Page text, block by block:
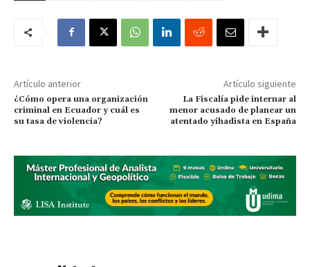
Artículo anterior
¿Cómo opera una organización
criminal en Ecuador y cuál es
su tasa de violencia?
Artículo siguiente
La Fiscalía pide internar al
menor acusado de planear un
atentado yihadista en España